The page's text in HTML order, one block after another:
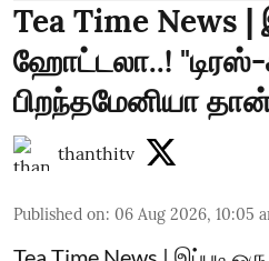
Tea Time News |
ஹோட்டலா..! "டிரஸ்-
பிறந்தமேனியா
thanthitv
Published on: 06 Aug 2026, 10:05